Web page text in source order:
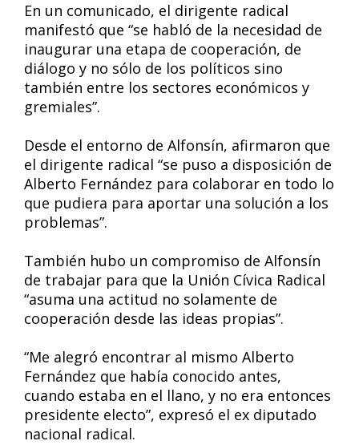
En un comunicado, el dirigente radical
manifestó que “se habló de la necesidad de
inaugurar una etapa de cooperación, de
diálogo y no sólo de los políticos sino
también entre los sectores económicos y
gremiales”.
Desde el entorno de Alfonsín, afirmaron que
el dirigente radical “se puso a disposición de
Alberto Fernández para colaborar en todo lo
que pudiera para aportar una solución a los
problemas”.
También hubo un compromiso de Alfonsín
de trabajar para que la Unión Cívica Radical
“asuma una actitud no solamente de
cooperación desde las ideas propias”.
“Me alegró encontrar al mismo Alberto
Fernández que había conocido antes,
cuando estaba en el llano, y no era entonces
presidente electo”, expresó el ex diputado
nacional radical.